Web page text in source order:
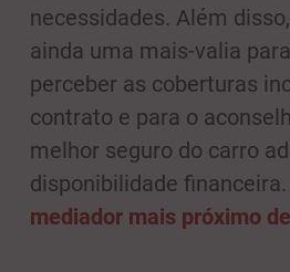
necessidades. Além
ainda uma mais-valia
perceber as coberturas
contrato e para o
melhor seguro do carro
disponibilidade
mediador mais próximo